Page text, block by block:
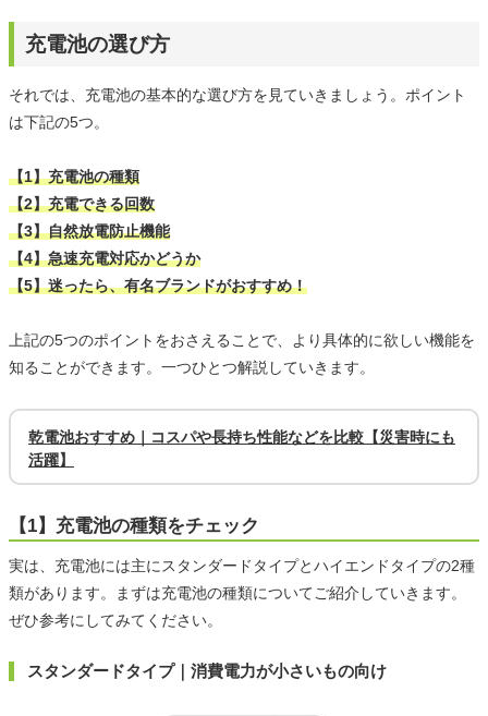
充電池の選び方
それでは、充電池の基本的な選び方を見ていきましょう。ポイント
は下記の5つ。
【1】充電池の種類
【2】充電できる回数
【3】自然放電防止機能
【4】急速充電対応かどうか
【5】迷ったら、有名ブランドがおすすめ！
上記の5つのポイントをおさえることで、より具体的に欲しい機能を
知ることができます。一つひとつ解説していきます。
乾電池おすすめ｜コスパや長持ち性能などを比較【災害時にも
活躍】
【1】充電池の種類をチェック
実は、充電池には主にスタンダードタイプとハイエンドタイプの2種
類があります。まずは充電池の種類についてご紹介していきます。
ぜひ参考にしてみてください。
スタンダードタイプ｜消費電力が小さいもの向け